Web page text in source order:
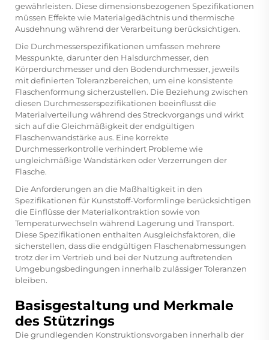
gewährleisten. Diese dimensionsbezogenen Spezifikationen
müssen Effekte wie Materialgedächtnis und thermische
Ausdehnung während der Verarbeitung berücksichtigen.
Die Durchmesserspezifikationen umfassen mehrere
Messpunkte, darunter den Halsdurchmesser, den
Körperdurchmesser und den Bodendurchmesser, jeweils
mit definierten Toleranzbereichen, um eine konsistente
Flaschenformung sicherzustellen. Die Beziehung zwischen
diesen Durchmesserspezifikationen beeinflusst die
Materialverteilung während des Streckvorgangs und wirkt
sich auf die Gleichmäßigkeit der endgültigen
Flaschenwandstärke aus. Eine korrekte
Durchmesserkontrolle verhindert Probleme wie
ungleichmäßige Wandstärken oder Verzerrungen der
Flasche.
Die Anforderungen an die Maßhaltigkeit in den
Spezifikationen für Kunststoff-Vorformlinge berücksichtigen
die Einflüsse der Materialkontraktion sowie von
Temperaturwechseln während Lagerung und Transport.
Diese Spezifikationen enthalten Ausgleichsfaktoren, die
sicherstellen, dass die endgültigen Flaschenabmessungen
trotz der im Vertrieb und bei der Nutzung auftretenden
Umgebungsbedingungen innerhalb zulässiger Toleranzen
bleiben.
Basisgestaltung und Merkmale
des Stützrings
Die grundlegenden Konstruktionsvorgaben innerhalb der